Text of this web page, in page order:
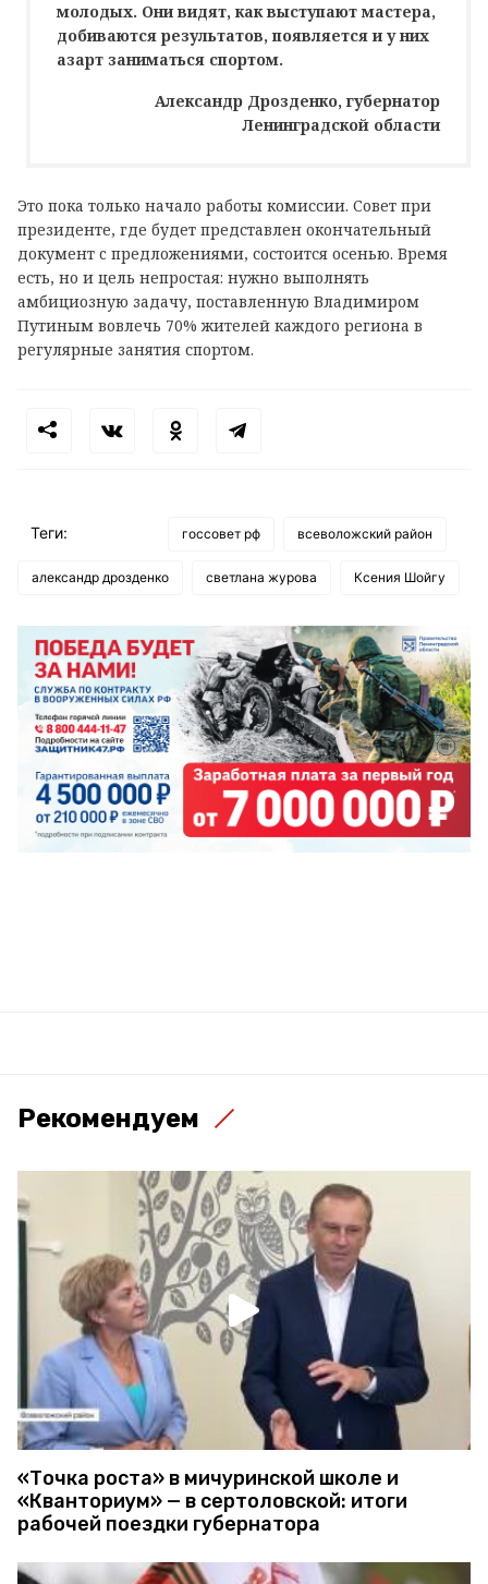
молодых. Они видят, как выступают мастера,
добиваются результатов, появляется и у них
азарт заниматься спортом.
Александр Дрозденко, губернатор
Ленинградской области
Это пока только начало работы комиссии. Совет при
президенте, где будет представлен окончательный
документ c предложениями, состоится осенью. Время
есть, но и цель непростая: нужно выполнять
амбициозную задачу, поставленную Владимиром
Путиным вовлечь 70% жителей каждого региона в
регулярные занятия спортом.
Теги: госсовет рф всеволожский район
александр дрозденко светлана журова Ксения Шойгу
Рекомендуем
«Точка роста» в мичуринской школе и
«Кванториум» — в сертоловской: итоги
рабочей поездки губернатора